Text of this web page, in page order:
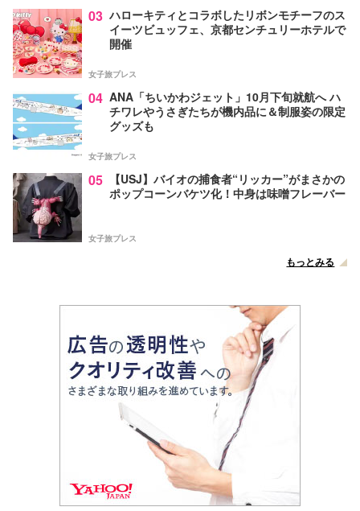
03 ハローキティとコラボしたリボンモチーフのス
イーツビュッフェ、京都センチュリーホテルで
開催
女子旅プレス
04 ANA「ちいかわジェット」10月下旬就航へ ハ
チワレやうさぎたちが機内品に＆制服姿の限定
グッズも
女子旅プレス
05
【USJ】バイオの捕食者“リッカー”がまさかの
ポップコーンバケツ化！中身は味噌フレーバー
女子旅プレス
もっとみる